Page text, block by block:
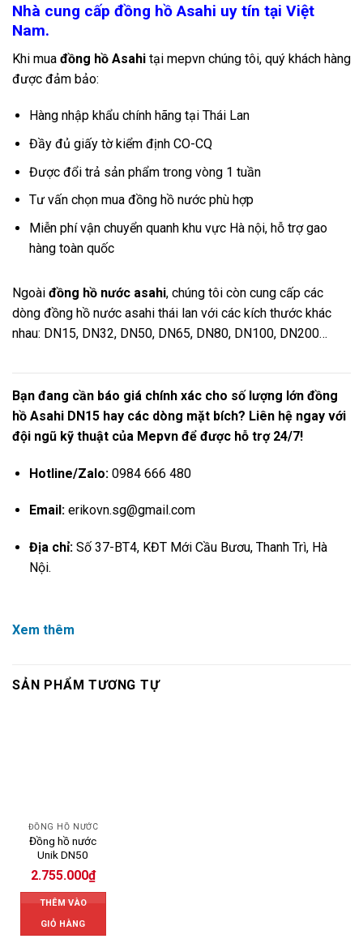
Nhà cung cấp đồng hồ Asahi uy tín tại Việt
Nam.
Khi mua đồng hồ Asahi tại mepvn chúng tôi, quý khách hàng
được đảm bảo:
Hàng nhập khẩu chính hãng tại Thái Lan
Đầy đủ giấy tờ kiểm định CO-CQ
Được đổi trả sản phẩm trong vòng 1 tuần
Tư vấn chọn mua đồng hồ nước phù hợp
Miễn phí vận chuyển quanh khu vực Hà nội, hỗ trợ gao
hàng toàn quốc
Ngoài đồng hồ nước asahi, chúng tôi còn cung cấp các
dòng đồng hồ nước asahi thái lan với các kích thước khác
nhau: DN15, DN32, DN50, DN65, DN80, DN100, DN200…
Bạn đang cần báo giá chính xác cho số lượng lớn đồng
hồ Asahi DN15 hay các dòng mặt bích? Liên hệ ngay với
đội ngũ kỹ thuật của Mepvn để được hỗ trợ 24/7!
Hotline/Zalo:0984 666 480
Email:erikovn.sg@gmail.com
Địa chỉ:Số 37-BT4, KĐT Mới Cầu Bươu, Thanh Trì, Hà
Nội.
Xem thêm
SẢN PHẨM TƯƠNG TỰ
ĐỒNG HỒ NƯỚC
Đồng hồ nước
Unik DN50
2.755.000₫
THÊM VÀO
GIỎ HÀNG